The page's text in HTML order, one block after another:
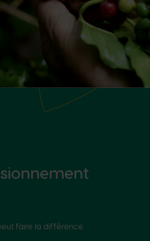
faire la différence.